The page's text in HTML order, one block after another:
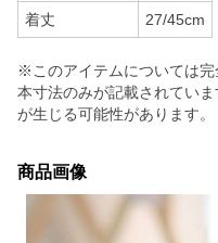
着丈 27/45cm
※このアイテムについては
本寸法のみが記載されてい
が生じる可能性があります。
商品画像